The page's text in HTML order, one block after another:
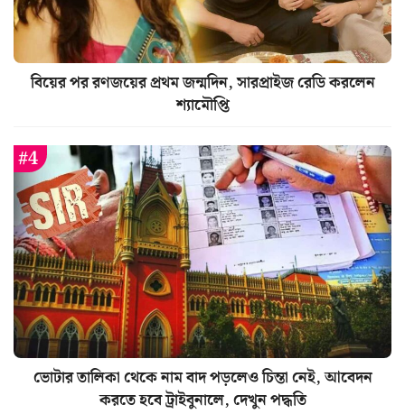
বিয়ের পর রণজয়ের প্রথম জন্মদিন, সারপ্রাইজ রেডি করলেন
শ্যামৌপ্তি
ভোটার তালিকা থেকে নাম বাদ পড়লেও চিন্তা নেই, আবেদন
করতে হবে ট্রাইবুনালে, দেখুন পদ্ধতি